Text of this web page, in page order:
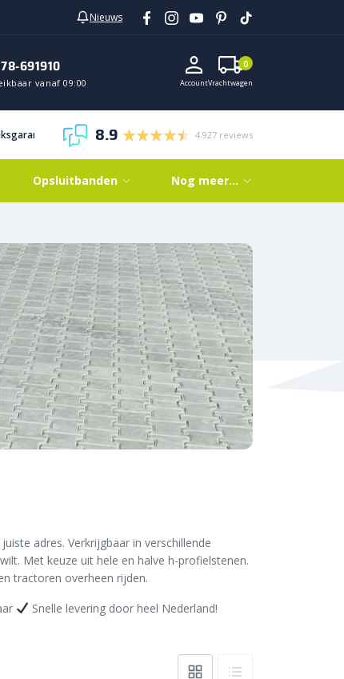
Nieuws
691910
vanaf 09:00 AccountVrachtwagen
0
8.9 4.927 reviews
Opsluitbanden Nog meer…
adres. Verkrijgbaar in verschillende
Met keuze uit hele en halve h-profielstenen.
tractoren overheen rijden.
Snelle levering door heel Nederland!